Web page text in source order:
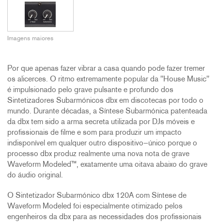
Imagens maiores
Por que apenas fazer vibrar a casa quando pode fazer tremer
os alicerces. O ritmo extremamente popular da "House Music"
é impulsionado pelo grave pulsante e profundo dos
Sintetizadores Subarmónicos dbx em discotecas por todo o
mundo. Durante décadas, a Síntese Subarmónica patenteada
da dbx tem sido a arma secreta utilizada por DJs móveis e
profissionais de filme e som para produzir um impacto
indisponível em qualquer outro dispositivo—único porque o
processo dbx produz realmente uma nova nota de grave
Waveform Modeled™, exatamente uma oitava abaixo do grave
do áudio original.
O Sintetizador Subarmónico dbx 120A com Síntese de
Waveform Modeled foi especialmente otimizado pelos
engenheiros da dbx para as necessidades dos profissionais